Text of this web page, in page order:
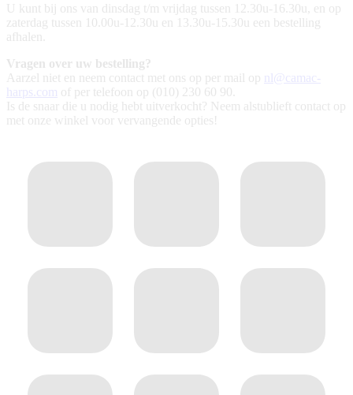
U kunt bij ons van dinsdag t/m vrijdag tussen 12.30u-16.30u, en op
zaterdag tussen 10.00u-12.30u en 13.30u-15.30u een bestelling
afhalen.
Vragen over uw bestelling?
Aarzel niet en neem contact met ons op per mail op
nl@camac-
harps.com of per telefoon op (010) 230 60 90.
Is de snaar die u nodig hebt uitverkocht? Neem alstublieft contact op
met onze winkel voor vervangende opties!